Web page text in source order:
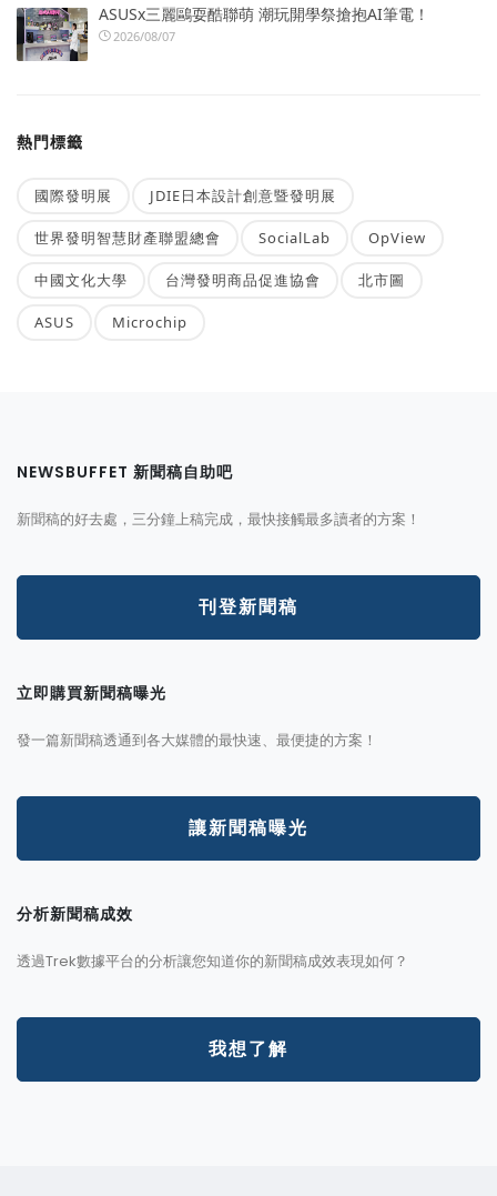
ASUSx三麗鷗耍酷聯萌 潮玩開學祭搶抱AI筆電！
2026/08/07
熱門標籤
國際發明展 JDIE日本設計創意暨發明展
世界發明智慧財產聯盟總會 SocialLab OpView
中國文化大學 台灣發明商品促進協會 北市圖
ASUS Microchip
NEWSBUFFET 新聞稿自助吧
新聞稿的好去處，三分鐘上稿完成，最快接觸最多讀者的方案！
刊登新聞稿
立即購買新聞稿曝光
發一篇新聞稿透通到各大媒體的最快速、最便捷的方案！
讓新聞稿曝光
分析新聞稿成效
透過Trek數據平台的分析讓您知道你的新聞稿成效表現如何？
我想了解